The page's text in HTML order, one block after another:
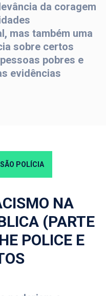
da coragem
mas também uma
sobre certos
pobres e
evidências
POLÍCIA
NA
(PARTE
POLICE E